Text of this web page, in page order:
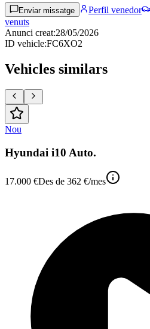
Enviar missatge Perfil venedor
venuts
Anunci creat:28/05/2026
ID vehicle:FC6XO2
Vehicles similars
Nou
Hyundai i10 Auto.
17.000 €Des de 362 €/mes